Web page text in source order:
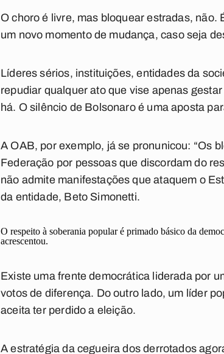
O choro é livre, mas bloquear estradas, não.
um novo momento de mudança, caso seja
Líderes sérios, instituições, entidades da
repudiar qualquer ato que vise apenas
há. O silêncio de Bolsonaro é uma aposta
A OAB, por exemplo, já se pronunicou: “Os
Federação por pessoas que discordam do
não admite manifestações que ataquem o
da entidade, Beto Simonetti.
O respeito à soberania popular é primado básico da
acrescentou.
Existe uma frente democrática liderada por
votos de diferença. Do outro lado, um líder
aceita ter perdido a eleição.
A estratégia da cegueira dos derrotados